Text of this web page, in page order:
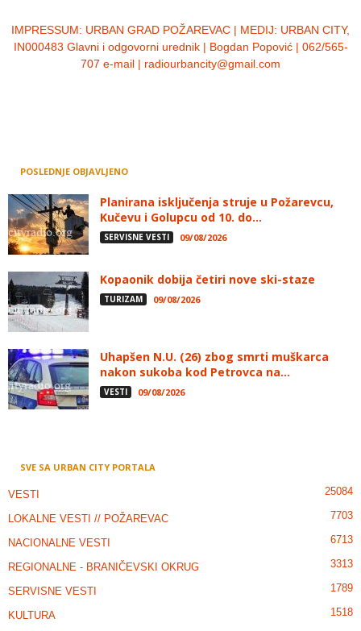
IMPRESSUM: URBAN GRAD POŽAREVAC | MEDIJ: URBAN CITY,
IN000483 Glavni i odgovorni urednik | Bogdan Popović | 062/565-
707 e-mail | radiourbancity@gmail.com
POSLEDNJE OBJAVLJENO
Planirana isključenja struje u Požarevcu,
Kučevu i Golupcu od 10. do...
SERVISNE VESTI 09/08/2026
Kopaonik dobija četiri nove ski-staze
TURIZAM 09/08/2026
Uhapšen N.U. (26) zbog smrti muškarca
nakon sukoba kod Petrovca na...
VESTI 09/08/2026
SVE SA URBAN CITY PORTALA
VESTI 25084
LOKALNE VESTI // POŽAREVAC 7703
NACIONALNE VESTI 6713
REGIONALNE - BRANIČEVSKI OKRUG 3313
SERVISNE VESTI 1789
KULTURA
1518